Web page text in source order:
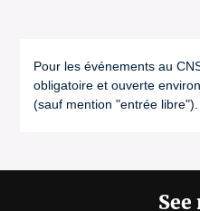
Pour les événements au
obligatoire et ouverte
(sauf mention "entrée libre").